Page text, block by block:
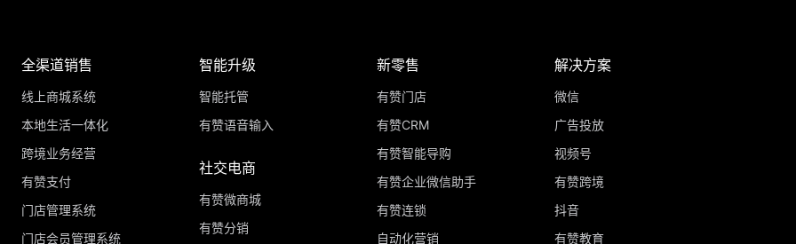
全渠道销售
线上商城系统
本地生活一体化
跨境业务经营
有赞支付
门店管理系统
门店会员管理系统
智能升级
智能托管
有赞语音输入
社交电商
有赞微商城
有赞分销
新零售
有赞门店
有赞CRM
有赞智能导购
有赞企业微信助手
有赞连锁
自动化营销
解决方案
微信
广告投放
视频号
有赞跨境
抖音
有赞教育